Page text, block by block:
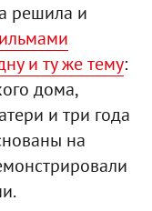
решила и
и ту же тему:
дома,
и три года
на